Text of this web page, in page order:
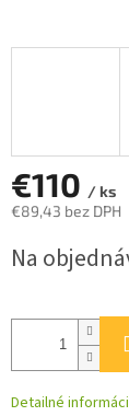
€110 / ks
€89,43 bez DPH
cena:
Na
Detailné